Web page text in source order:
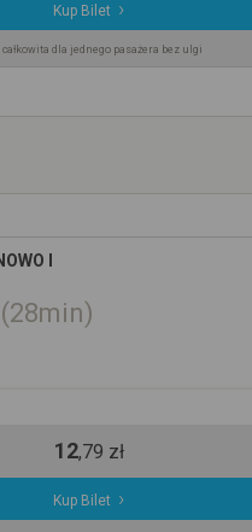
Kup Bilet
całkowita dla jednego pasażera bez ulgi
I
28min
12,79 zł
Kup Bilet